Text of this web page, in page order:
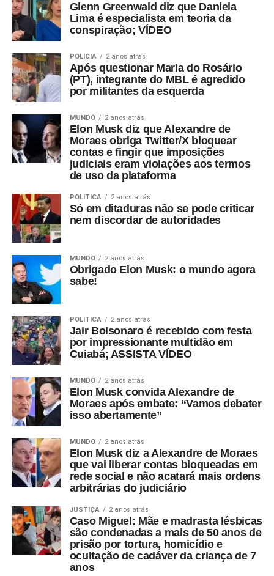
Glenn Greenwald diz que Daniela
Lima é especialista em teoria da
conspiração; VÍDEO
POLÍCIA 2 anos atrás
Após questionar Maria do Rosário
(PT), integrante do MBL é agredido
por militantes da esquerda
MUNDO 2 anos atrás
Elon Musk diz que Alexandre de
Moraes obriga Twitter/X bloquear
contas e fingir que imposições
judiciais eram violações aos termos
de uso da plataforma
POLÍTICA 2 anos atrás
Só em ditaduras não se pode criticar
nem discordar de autoridades
MUNDO 2 anos atrás
Obrigado Elon Musk: o mundo agora
sabe!
POLÍTICA 2 anos atrás
Jair Bolsonaro é recebido com festa
por impressionante multidão em
Cuiabá; ASSISTA VÍDEO
MUNDO 2 anos atrás
Elon Musk convida Alexandre de
Moraes após embate: “Vamos debater
isso abertamente”
MUNDO 2 anos atrás
Elon Musk diz a Alexandre de Moraes
que vai liberar contas bloqueadas em
rede social e não acatará mais ordens
arbitrárias do judiciário
JUSTIÇA 2 anos atrás
Caso Miguel: Mãe e madrasta lésbicas
são condenadas a mais de 50 anos de
prisão por tortura, homicídio e
ocultação de cadáver da criança de 7
anos